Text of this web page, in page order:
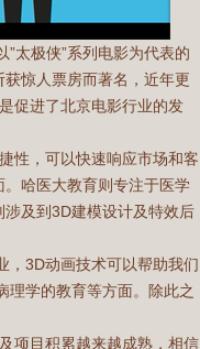
太极侠”系列电影为代表的
惊人票房而著名，近年更
促进了北京电影行业的发
性，可以快速响应市场和客
哈医大教育则专注于医学
及到3D建模设计及特效后
，3D动画技术可以帮助我们
理学的教育等方面。除此之
项目积累越来越成熟，相信